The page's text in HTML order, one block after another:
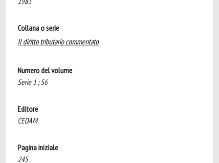
Collana o serie
Il diritto tributario commentato
Numero del volume
Serie 1 ; 56
Editore
CEDAM
Pagina iniziale
245